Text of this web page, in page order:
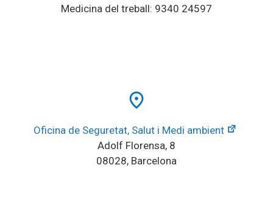
Medicina del treball: 9340 24597
place
Oficina de Seguretat, Salut i Medi ambient
Adolf Florensa, 8
08028, Barcelona